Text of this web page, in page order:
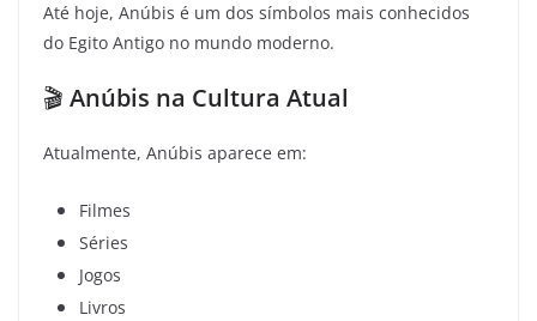
Até hoje, Anúbis é um dos símbolos mais conhecidos
do Egito Antigo no mundo moderno.
🎬 Anúbis na Cultura Atual
Atualmente, Anúbis aparece em:
Filmes
Séries
Jogos
Livros